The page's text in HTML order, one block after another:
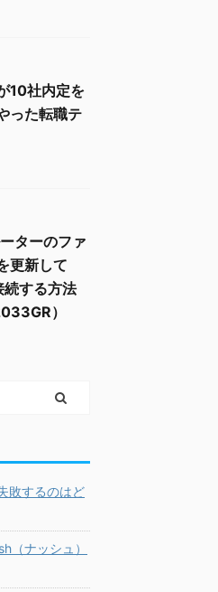
10社内定を
った転職テ
ターのファ
更新して
する方法
）
敗するのはど
（ナッシュ）